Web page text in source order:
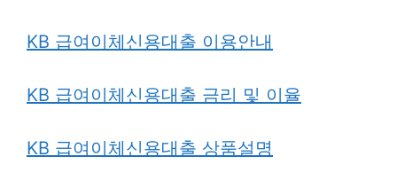
KB 급여이체신용대출 이용안내
KB 급여이체신용대출 금리 및 이율
KB 급여이체신용대출 상품설명